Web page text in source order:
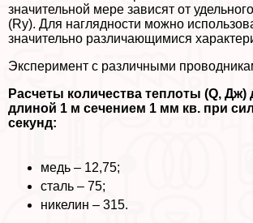
значительной мере зависят от
(Rу). Для наглядности можно
значительно различающимися
Эксперимент с различными
Расчеты количества теплоты (Q, Дж)
длиной 1 м сечением 1 мм кв. при
секунд:
медь – 12,75;
сталь – 75;
никелин – 315.